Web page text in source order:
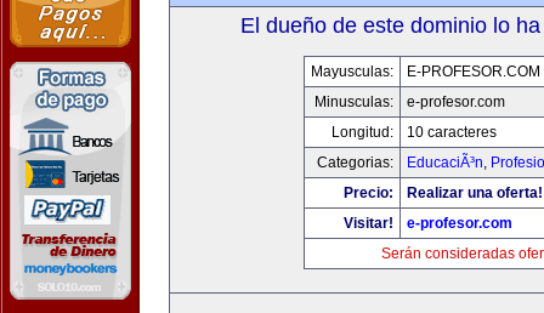
El dueño de este dominio lo
Mayusculas:
E-PROFESOR.COM
Minusculas:
e-profesor.com
Longitud:
10 caracteres
Categorias:
EducaciÃ³n,
Precio:
Realizar una oferta!
Visitar!
e-profesor.com
Serán consideradas